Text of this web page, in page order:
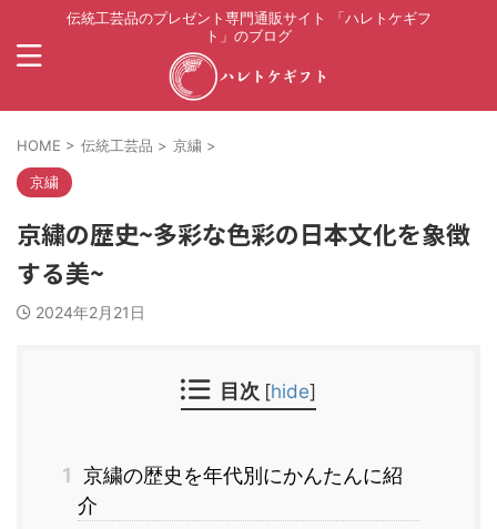
伝統工芸品のプレゼント専門通販サイト 「ハレトケギフ
ト」のブログ
HOME > 伝統工芸品 > 京繍 >
京繍
京繍の歴史~多彩な色彩の日本文化を象徴
する美~
2024年2月21日
目次 [hide]
1 京繍の歴史を年代別にかんたんに紹
介